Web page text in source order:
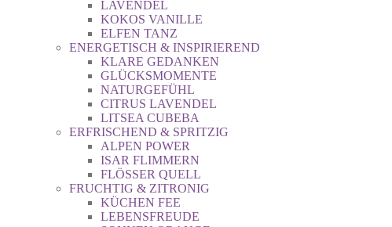
LAVENDEL
KOKOS VANILLE
ELFEN TANZ
ENERGETISCH & INSPIRIEREND
KLARE GEDANKEN
GLÜCKSMOMENTE
NATURGEFÜHL
CITRUS LAVENDEL
LITSEA CUBEBA
ERFRISCHEND & SPRITZIG
ALPEN POWER
ISAR FLIMMERN
FLÖSSER QUELL
FRUCHTIG & ZITRONIG
KÜCHEN FEE
LEBENSFREUDE